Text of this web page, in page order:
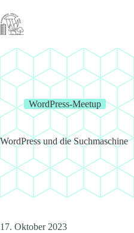
Inhalt
springen
WordPress-Meetup
WordPress und die Suchmaschine
17. Oktober 2023